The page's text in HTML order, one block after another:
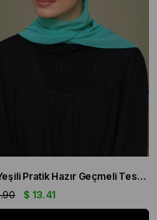
Su Yeşili Pratik Hazır Geçmeli Tesettür Bone Sandy Kumaş İncili Nervürlü Güllü Atkılı 1805A_32
$ 13.41